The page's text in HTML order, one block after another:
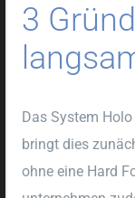
3
Das System
bringt dies
ohne eine Hard